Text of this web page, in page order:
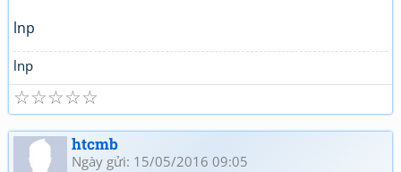
lnp
lnp
☆
☆
☆
☆
☆
htcmb
Ngày gửi: 15/05/2016 09:05